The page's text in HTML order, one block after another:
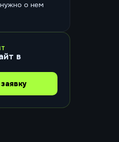
о нем
в